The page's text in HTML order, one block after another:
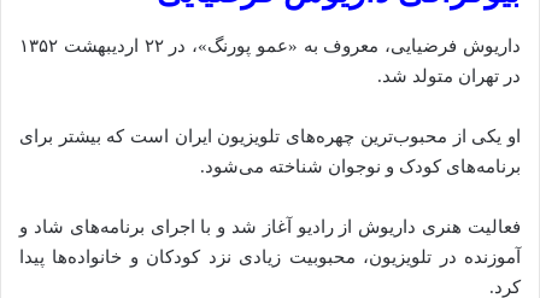
داریوش فرضیایی، معروف به «عمو پورنگ»، در ۲۲ اردیبهشت ۱۳۵۲
در تهران متولد شد.
او یکی از محبوب‌ترین چهره‌های تلویزیون ایران است که بیشتر برای
برنامه‌های کودک و نوجوان شناخته می‌شود.
فعالیت هنری داریوش از رادیو آغاز شد و با اجرای برنامه‌های شاد و
آموزنده در تلویزیون، محبوبیت زیادی نزد کودکان و خانواده‌ها پیدا
کرد.